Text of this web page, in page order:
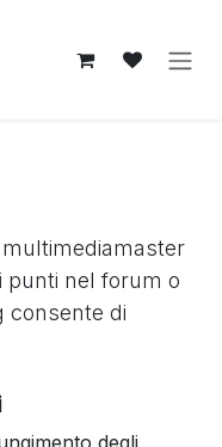
punti nel forum o
consente di
degli